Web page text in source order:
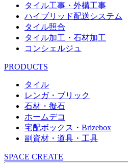
タイル工事・外構工事
ハイブリッド配送システム
タイル照合
タイル加工・石材加工
コンシェルジュ
PRODUCTS
タイル
レンガ・ブリック
石材・擬石
ホームデコ
宅配ボックス・Brizebox
副資材・道具・工具
SPACE CREATE